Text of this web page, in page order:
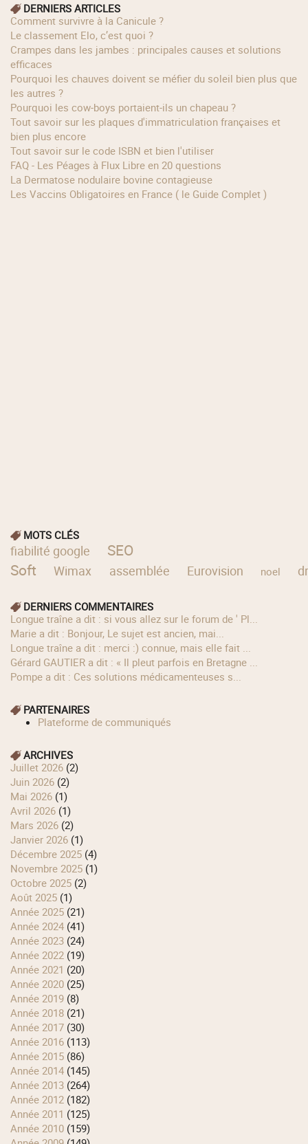
DERNIERS ARTICLES
Comment survivre à la Canicule ?
Le classement Elo, c’est quoi ?
Crampes dans les jambes : principales causes et solutions
efficaces
Pourquoi les chauves doivent se méfier du soleil bien plus que
les autres ?
Pourquoi les cow‑boys portaient‑ils un chapeau ?
Tout savoir sur les plaques d'immatriculation françaises et
bien plus encore
Tout savoir sur le code ISBN et bien l'utiliser
FAQ - Les Péages à Flux Libre en 20 questions
La Dermatose nodulaire bovine contagieuse
Les Vaccins Obligatoires en France ( le Guide Complet )
MOTS CLÉS
fiabilité google
SEO
Soft
Wimax assemblée Eurovision noel
DERNIERS COMMENTAIRES
longue traîne a dit : si vous allez sur le forum de ' Pl...
Marie a dit : Bonjour, Le sujet est ancien, mai...
longue traîne a dit : merci :) connue, mais elle fait ...
Gérard GAUTIER a dit : « Il pleut parfois en Bretagne ...
Pompe a dit : Ces solutions médicamenteuses s...
PARTENAIRES
Plateforme de communiqués
ARCHIVES
juillet 2026 (2)
juin 2026 (2)
mai 2026 (1)
avril 2026 (1)
mars 2026 (2)
janvier 2026 (1)
décembre 2025 (4)
novembre 2025 (1)
octobre 2025 (2)
août 2025 (1)
année 2025 (21)
année 2024 (41)
année 2023 (24)
année 2022 (19)
année 2021 (20)
année 2020 (25)
année 2019 (8)
année 2018 (21)
année 2017 (30)
année 2016 (113)
année 2015 (86)
année 2014 (145)
année 2013 (264)
année 2012 (182)
année 2011 (125)
année 2010 (159)